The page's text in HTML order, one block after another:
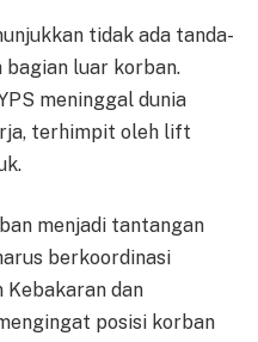
tidak ada tanda-
bagian luar korban.
meninggal dunia
terhimpit oleh lift
menjadi tantangan
berkoordinasi
Kebakaran dan
posisi korban